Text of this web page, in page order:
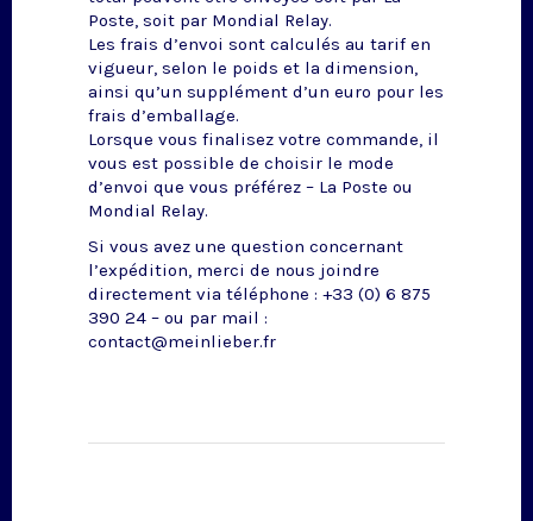
Poste, soit par Mondial Relay.
Les frais d’envoi sont calculés au tarif en
vigueur, selon le poids et la dimension,
ainsi qu’un supplément d’un euro pour les
frais d’emballage.
Lorsque vous finalisez votre commande, il
vous est possible de choisir le mode
d’envoi que vous préférez – La Poste ou
Mondial Relay.
Si vous avez une question concernant
l’expédition, merci de nous joindre
directement via téléphone : +33 (0) 6 875
390 24 – ou par mail :
contact@meinlieber.fr